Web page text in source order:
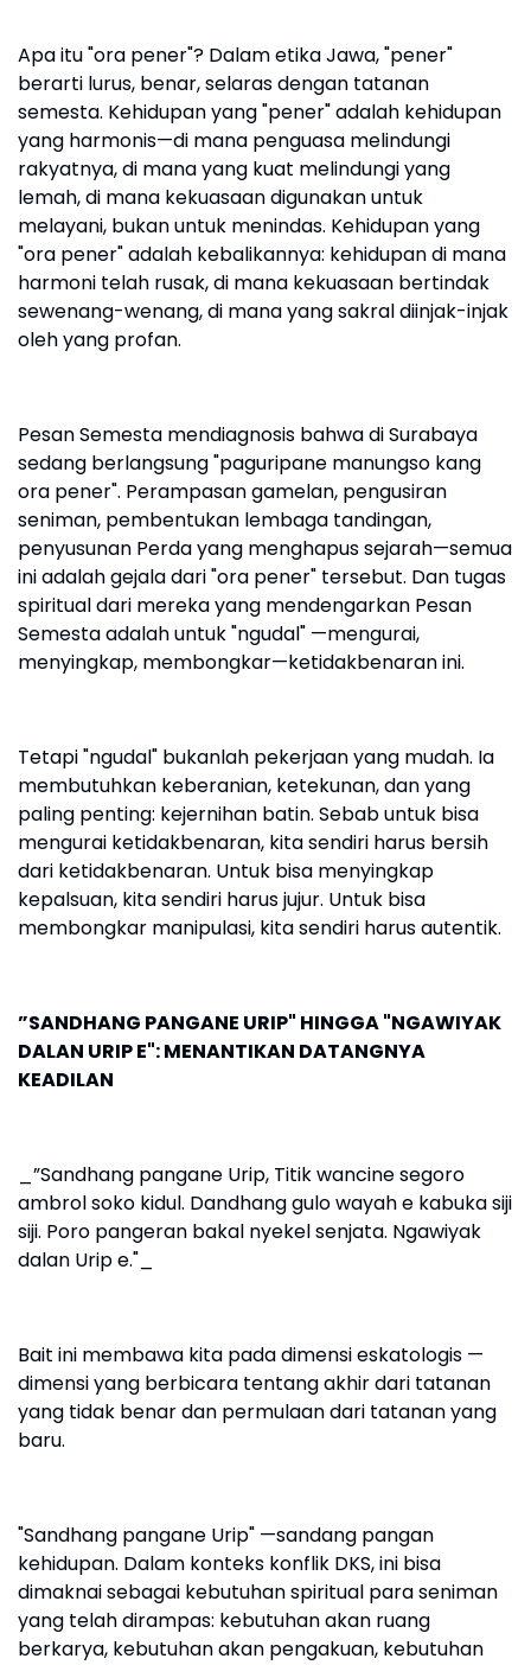
Apa itu "ora pener"? Dalam etika Jawa, "pener"
berarti lurus, benar, selaras dengan tatanan
semesta. Kehidupan yang "pener" adalah kehidupan
yang harmonis—di mana penguasa melindungi
rakyatnya, di mana yang kuat melindungi yang
lemah, di mana kekuasaan digunakan untuk
melayani, bukan untuk menindas. Kehidupan yang
"ora pener" adalah kebalikannya: kehidupan di mana
harmoni telah rusak, di mana kekuasaan bertindak
sewenang-wenang, di mana yang sakral diinjak-injak
oleh yang profan.
Pesan Semesta mendiagnosis bahwa di Surabaya
sedang berlangsung "paguripane manungso kang
ora pener". Perampasan gamelan, pengusiran
seniman, pembentukan lembaga tandingan,
penyusunan Perda yang menghapus sejarah—semua
ini adalah gejala dari "ora pener" tersebut. Dan tugas
spiritual dari mereka yang mendengarkan Pesan
Semesta adalah untuk "ngudal" —mengurai,
menyingkap, membongkar—ketidakbenaran ini.
Tetapi "ngudal" bukanlah pekerjaan yang mudah. Ia
membutuhkan keberanian, ketekunan, dan yang
paling penting: kejernihan batin. Sebab untuk bisa
mengurai ketidakbenaran, kita sendiri harus bersih
dari ketidakbenaran. Untuk bisa menyingkap
kepalsuan, kita sendiri harus jujur. Untuk bisa
membongkar manipulasi, kita sendiri harus autentik.
”SANDHANG PANGANE URIP" HINGGA "NGAWIYAK
DALAN URIP E": MENANTIKAN DATANGNYA
KEADILAN
_”Sandhang pangane Urip, Titik wancine segoro
ambrol soko kidul. Dandhang gulo wayah e kabuka siji
siji. Poro pangeran bakal nyekel senjata. Ngawiyak
dalan Urip e."_
Bait ini membawa kita pada dimensi eskatologis —
dimensi yang berbicara tentang akhir dari tatanan
yang tidak benar dan permulaan dari tatanan yang
baru.
"Sandhang pangane Urip" —sandang pangan
kehidupan. Dalam konteks konflik DKS, ini bisa
dimaknai sebagai kebutuhan spiritual para seniman
yang telah dirampas: kebutuhan akan ruang
berkarya, kebutuhan akan pengakuan, kebutuhan